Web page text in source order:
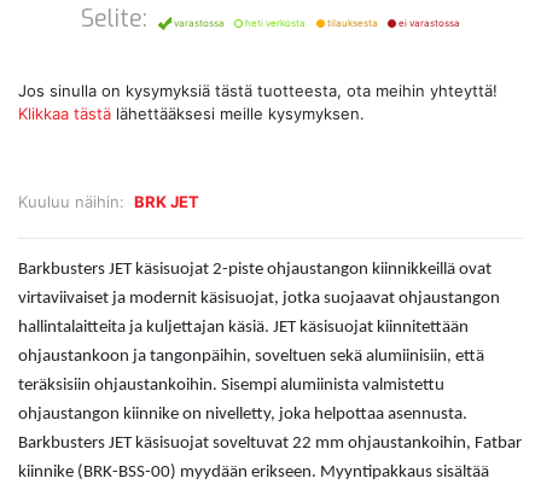
Kuuluu näihin: BRK JET
Selite: varastossa heti verkosta tilauksesta ei varastossa
Jos sinulla on kysymyksiä tästä tuotteesta, ota meihin yhteyttä!
Klikkaa tästä lähettääksesi meille kysymyksen.
Barkbusters JET käsisuojat 2-piste ohjaustangon kiinnikkeillä ovat
virtaviivaiset ja modernit käsisuojat, jotka suojaavat ohjaustangon
hallintalaitteita ja kuljettajan käsiä. JET käsisuojat kiinnitettään
ohjaustankoon ja tangonpäihin, soveltuen sekä alumiinisiin, että
teräksisiin ohjaustankoihin. Sisempi alumiinista valmistettu
ohjaustangon kiinnike on nivelletty, joka helpottaa asennusta.
Barkbusters JET käsisuojat soveltuvat 22 mm ohjaustankoihin, Fatbar
kiinnike (BRK-BSS-00) myydään erikseen. Myyntipakkaus sisältää